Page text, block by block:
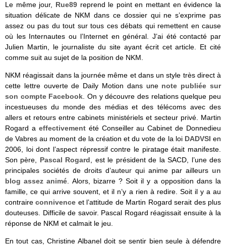
Le même jour, Rue89reprend le point en mettant en évidence la
situation délicate de NKM dans ce dossier qui ne s’exprime pas
assez ou pas du tout sur tous ces débats qui remettent en cause
où les Internautes ou l’Internet en général. J’ai été contacté par
Julien Martin, le journaliste du site ayant écrit cet article. Et cité
comme suit au sujet de la position de NKM.
NKM réagissait dans la journée même et dans un style très direct à
cette lettre ouverte de Daily Motion dans une note publiée sur
son compte Facebook. On y découvre des relations quelque peu
incestueuses du monde des médias et des télécoms avec des
allers et retours entre cabinets ministériels et secteur privé. Martin
Rogard a effectivementété Conseiller au Cabinet de Donnedieu
de Vabres au moment de la création et du vote de la loi DADVSI en
2006, loi dont l’aspect répressif contre le piratage était manifeste.
Son père, Pascal Rogard, est le président de la SACD, l’une des
principales sociétés de droits d’auteur qui anime par ailleurs un
blog assez animé. Alors, bizarre ? Soit il y a opposition dans la
famille, ce qui arrive souvent, et il n’y a rien à redire. Soit il y a au
contraireconnivence et l’attitude de Martin Rogard serait des plus
douteuses. Difficile de savoir. Pascal Rogard réagissait ensuite à la
réponse de NKM et calmait le jeu.
En tout cas, Christine Albanel doit se sentir bien seule à défendre